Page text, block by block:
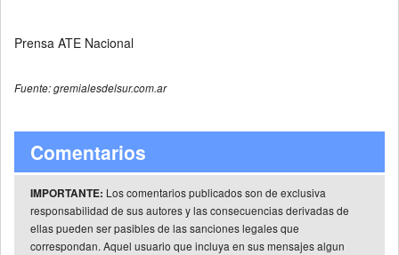
Prensa ATE Nacional
Fuente: gremialesdelsur.com.ar
Comentarios
IMPORTANTE: Los comentarios publicados son de exclusiva
responsabilidad de sus autores y las consecuencias derivadas de
ellas pueden ser pasibles de las sanciones legales que
correspondan. Aquel usuario que incluya en sus mensajes algun